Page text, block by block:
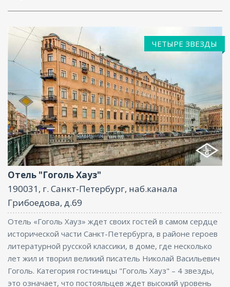
Ресторан, Интернет, Конференц-зал
ЧЕТЫРЕ ЗВЕЗДЫ
Отель "Гоголь Хауз"
190031, г. Санкт-Петербург, наб.канала
Грибоедова, д.69
Отель «Гоголь Хауз» ждет своих гостей в самом сердце
исторической части Санкт-Петербурга, в районе героев
литературной русской классики, в доме, где несколько
лет жил и творил великий писатель Николай Васильевич
Гоголь. Категория гостиницы "Гоголь Хауз" – 4 звезды,
это означает, что постояльцев ждет высокий уровень